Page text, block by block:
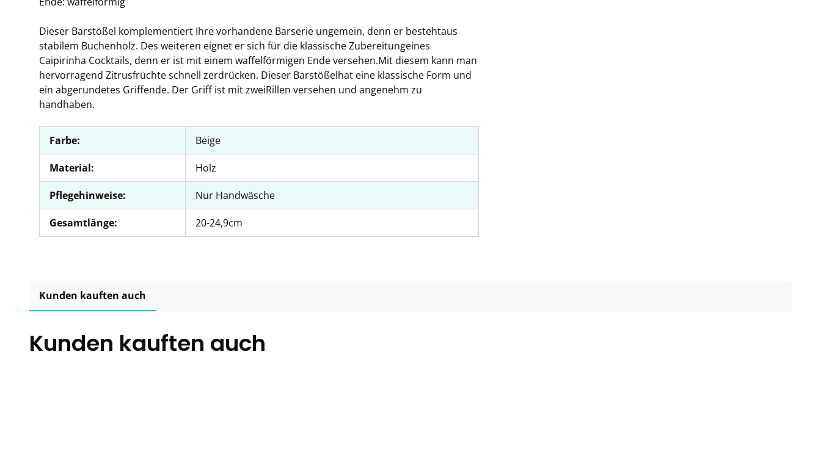
Dieser Barstößel komplementiert Ihre vorhandene Barserie ungemein, denn er bestehtaus
stabilem Buchenholz. Des weiteren eignet er sich für die klassische Zubereitungeines
Caipirinha Cocktails, denn er ist mit einem waffelförmigen Ende versehen.Mit diesem kann man
hervorragend Zitrusfrüchte schnell zerdrücken. Dieser Barstößelhat eine klassische Form und
ein abgerundetes Griffende. Der Griff ist mit zweiRillen versehen und angenehm zu
handhaben.
Farbe: Beige
Material: Holz
Pflegehinweise: Nur Handwäsche
Gesamtlänge: 20-24,9cm
Kunden kauften auch
Kunden kauften auch